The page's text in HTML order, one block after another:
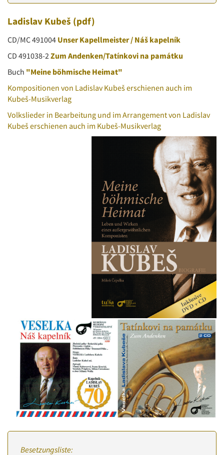
Ladislav Kubeš (pdf)
CD/MC 491004 Unser Kapellmeister / Náš kapelník
CD 491038-2Zum Andenken/Tatínkovi na památku
Buch "Meine böhmische Heimat"
Kompositionen von Ladislav Kubeš erschienen auch im
Kubeš-Musikverlag
Volkslieder in Bearbeitung und im Arrangement von Ladislav
Kubeš erschienen auch im Kubeš-Musikverlag
Besetzungsliste: